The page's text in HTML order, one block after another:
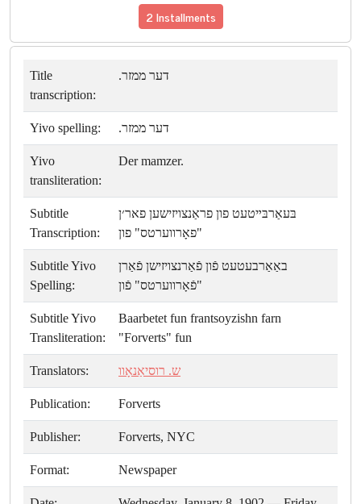
2 Installments
Title
transcription:
דער ממזר.
Yivo spelling: דער ממזר.
Yivo
transliteration:
Der mamzer.
Subtitle
Transcription:
בּעאַרבּײטעט פון פראַנצויזישען פאר׳ן
"פאָרווערטס" פון
Subtitle Yivo
Spelling:
באַאַרבעטעט פֿון פֿאַרנצויזישן פֿאַרן
"פֿאָרווערטס" פֿון
Subtitle Yivo
Transliteration:
Baarbetet fun frantsoyzishn farn
"Forverts" fun
Translators: ש. רוסיאַנאָוו
Publication: Forverts
Publisher: Forverts, NYC
Format: Newspaper